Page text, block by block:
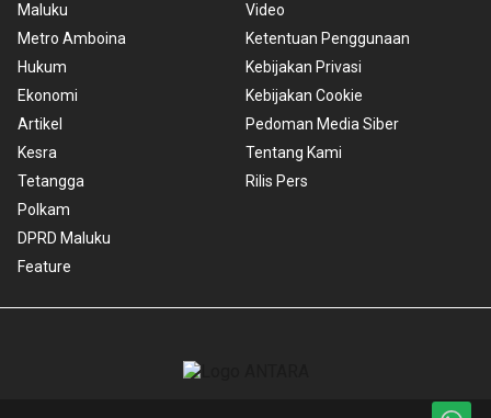
Maluku
Metro Amboina
Hukum
Ekonomi
Artikel
Kesra
Tetangga
Polkam
DPRD Maluku
Feature
Video
Ketentuan Penggunaan
Kebijakan Privasi
Kebijakan Cookie
Pedoman Media Siber
Tentang Kami
Rilis Pers